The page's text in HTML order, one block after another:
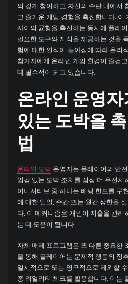
의 깊게 참여하고 자신의 수단 내에서
고 즐거운 게임 경험을 촉진합니다. 이
사이의 균형을 촉진하는 동시에 플레
필요한 도구와 지식을 제공하는 것을
험에 대한 인식이 높아짐에 따라 윤리
참가자에게 온라인 게임 환경이 즐겁
데 필수적이 되고 있습니다.
온라인 운영
있는 도박을
법
온라인 도박운영자는 플레이어의 안
임감 있는 도박 조치를 점점 더 우선시
이니셔티브 중 하나는 베팅 한도를 구
에 대한 일일, 주간 또는 월간 상한을
다. 이 메커니즘은 개인이 지출을 관
는 데 도움이 됩니다.
자체 배제 프로그램은 또 다른 중요한
을 통해 플레이어는 문제적 행동의 징
일시적으로 또는 영구적으로 제외할
종 리얼리티 체크를 활용합니다. 이는